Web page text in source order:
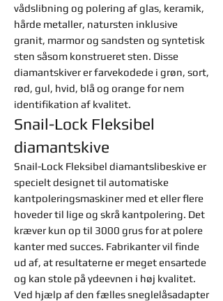
vådslibning og polering af glas, keramik,
hårde metaller, natursten inklusive
granit, marmor og sandsten og syntetisk
sten såsom konstrueret sten. Disse
diamantskiver er farvekodede i grøn, sort,
rød, gul, hvid, blå og orange for nem
identifikation af kvalitet.
Snail-Lock Fleksibel
diamantskive
Snail-Lock Fleksibel diamantslibeskive er
specielt designet til automatiske
kantpoleringsmaskiner med et eller flere
hoveder til lige og skrå kantpolering. Det
kræver kun op til 3000 grus for at polere
kanter med succes. Fabrikanter vil finde
ud af, at resultaterne er meget ensartede
og kan stole på ydeevnen i høj kvalitet.
Ved hjælp af den fælles sneglelåsadapter